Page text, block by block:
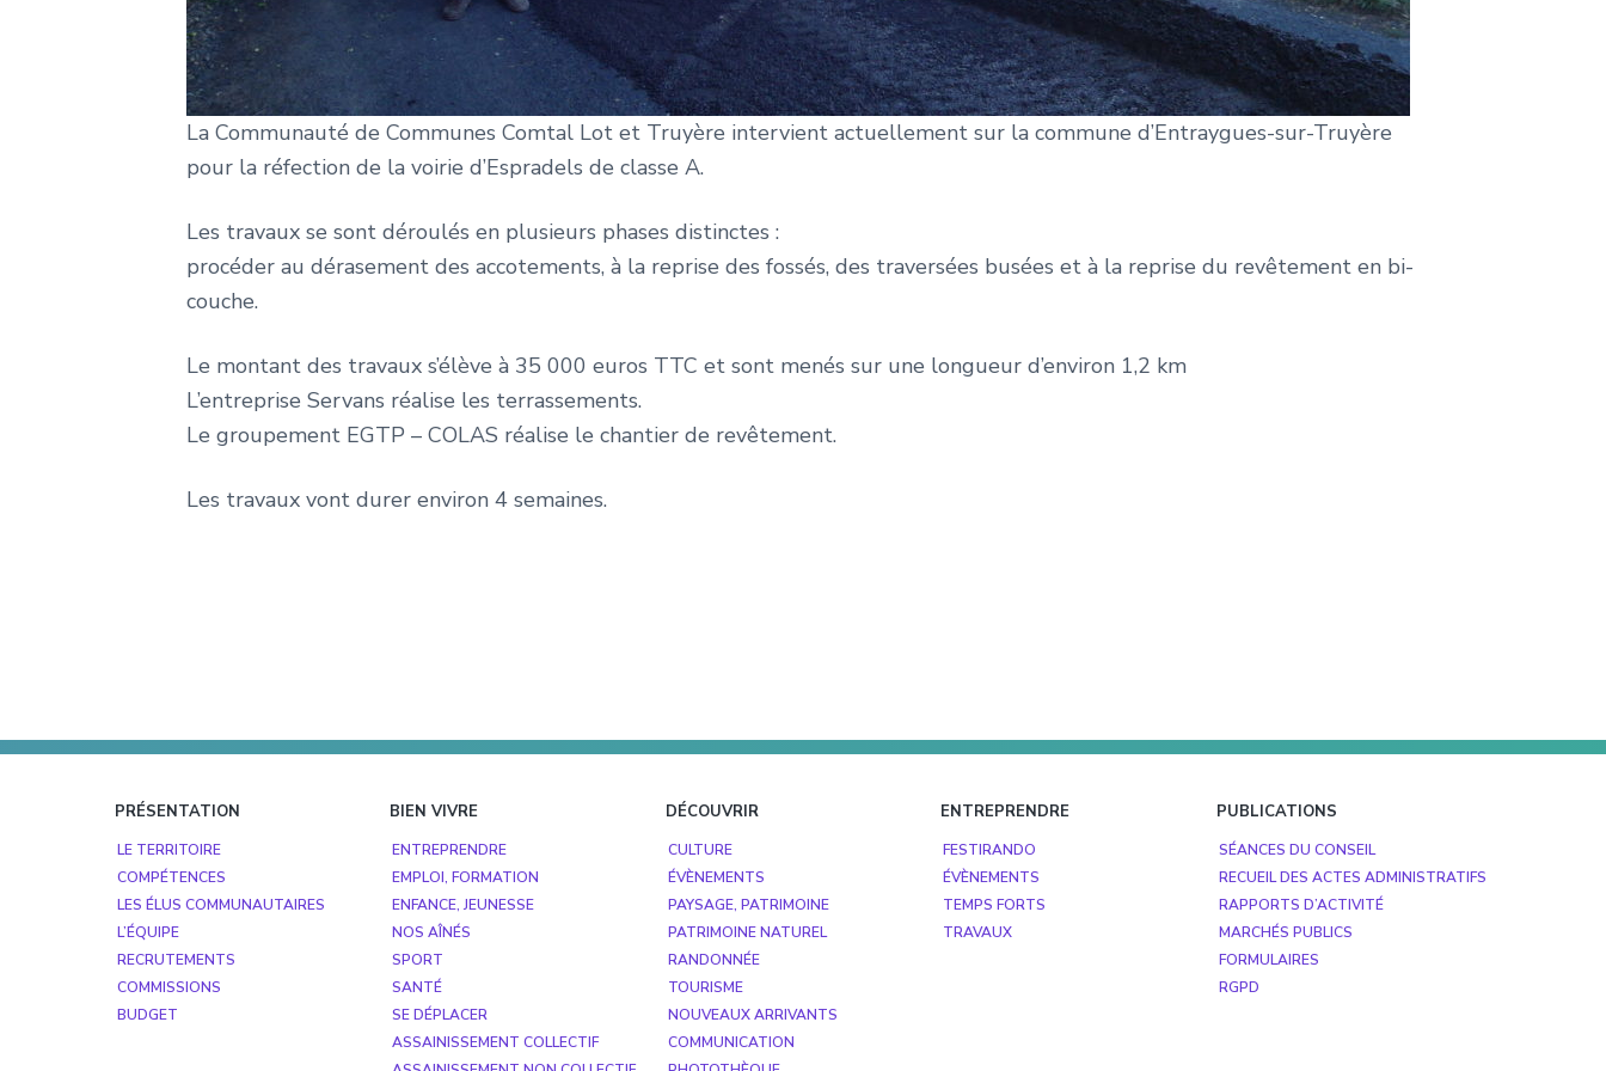
La Communauté de Communes Comtal Lot et Truyère intervient actuellement sur la commune d’Entraygues-sur-Truyère
pour la réfection de la voirie d’Espradels de classe A.
Les travaux se sont déroulés en plusieurs phases distinctes :
procéder au dérasement des accotements, à la reprise des fossés, des traversées busées et à la reprise du revêtement en bi-
couche.
Le montant des travaux s’élève à 35 000 euros TTC et sont menés sur une longueur d’environ 1,2 km
L’entreprise Servans réalise les terrassements.
Le groupement EGTP – COLAS réalise le chantier de revêtement.
Les travaux vont durer environ 4 semaines.
Footer
PRÉSENTATION
LE TERRITOIRE
COMPÉTENCES
LES ÉLUS COMMUNAUTAIRES
L’ÉQUIPE
RECRUTEMENTS
COMMISSIONS
BUDGET
BIEN VIVRE
ENTREPRENDRE
EMPLOI, FORMATION
ENFANCE, JEUNESSE
NOS AÎNÉS
SPORT
SANTÉ
SE DÉPLACER
ASSAINISSEMENT COLLECTIF
DÉCOUVRIR
CULTURE
ÉVÈNEMENTS
PAYSAGE, PATRIMOINE
PATRIMOINE NATUREL
RANDONNÉE
TOURISME
NOUVEAUX ARRIVANTS
COMMUNICATION
ENTREPRENDRE
FESTIRANDO
ÉVÈNEMENTS
TEMPS FORTS
TRAVAUX
PUBLICATIONS
SÉANCES DU CONSEIL
RECUEIL DES ACTES ADMINISTRATIFS
RAPPORTS D’ACTIVITÉ
MARCHÉS PUBLICS
FORMULAIRES
RGPD